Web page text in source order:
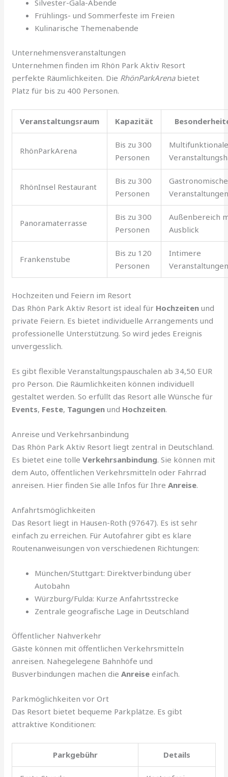
Silvester-Gala-Abende
Frühlings- und Sommerfeste im Freien
Kulinarische Themenabende
Unternehmensveranstaltungen
Unternehmen finden im Rhön Park Aktiv Resort
perfekte Räumlichkeiten. Die RhönParkArenabietet
Platz für bis zu 400 Personen.
Veranstaltungsraum Kapazität
RhönParkArena
Bis zu 300
Personen
RhönInsel Restaurant
Bis zu 300
Personen
Gastronomische
Panoramaterrasse
Bis zu 300
Personen
Außenbereich
Ausblick
Frankenstube
Bis zu 120
Personen
Intimere
Hochzeiten und Feiern im Resort
Das Rhön Park Aktiv Resort ist ideal für Hochzeiten und
private Feiern. Es bietet individuelle Arrangements und
professionelle Unterstützung. So wird jedes Ereignis
unvergesslich.
Es gibt flexible Veranstaltungspauschalen ab 34,50 EUR
pro Person. Die Räumlichkeiten können individuell
gestaltet werden. So erfüllt das Resort alle Wünsche für
Events, Feste, Tagungen und Hochzeiten.
Anreise und Verkehrsanbindung
Das Rhön Park Aktiv Resort liegt zentral in Deutschland.
Es bietet eine tolleVerkehrsanbindung. Sie können mit
dem Auto, öffentlichen Verkehrsmitteln oder Fahrrad
anreisen. Hier finden Sie alle Infos für IhreAnreise.
Anfahrtsmöglichkeiten
Das Resort liegt in Hausen-Roth (97647). Es ist sehr
einfach zu erreichen. Für Autofahrer gibt es klare
Routenanweisungen von verschiedenen Richtungen:
München/Stuttgart: Direktverbindung über
Autobahn
Würzburg/Fulda: Kurze Anfahrtsstrecke
Zentrale geografische Lage in Deutschland
Öffentlicher Nahverkehr
Gäste können mit öffentlichen Verkehrsmitteln
anreisen. Nahegelegene Bahnhöfe und
Busverbindungen machen dieAnreise einfach.
Parkmöglichkeiten vor Ort
Das Resort bietet bequeme Parkplätze. Es gibt
attraktive Konditionen:
Parkgebühr Details